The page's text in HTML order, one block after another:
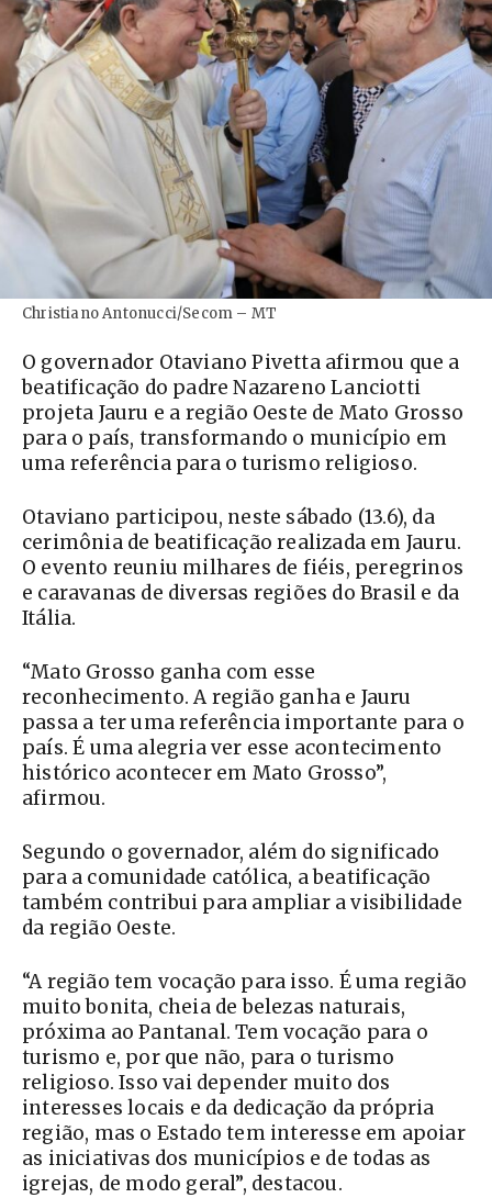
Christiano Antonucci/Secom – MT
O governador Otaviano Pivetta afirmou que a
beatificação do padre Nazareno Lanciotti
projeta Jauru e a região Oeste de Mato Grosso
para o país, transformando o município em
uma referência para o turismo religioso.
Otaviano participou, neste sábado (13.6), da
cerimônia de beatificação realizada em Jauru.
O evento reuniu milhares de fiéis, peregrinos
e caravanas de diversas regiões do Brasil e da
Itália.
“Mato Grosso ganha com esse
reconhecimento. A região ganha e Jauru
passa a ter uma referência importante para o
país. É uma alegria ver esse acontecimento
histórico acontecer em Mato Grosso”,
afirmou.
Segundo o governador, além do significado
para a comunidade católica, a beatificação
também contribui para ampliar a visibilidade
da região Oeste.
“A região tem vocação para isso. É uma região
muito bonita, cheia de belezas naturais,
próxima ao Pantanal. Tem vocação para o
turismo e, por que não, para o turismo
religioso. Isso vai depender muito dos
interesses locais e da dedicação da própria
região, mas o Estado tem interesse em apoiar
as iniciativas dos municípios e de todas as
igrejas, de modo geral”, destacou.